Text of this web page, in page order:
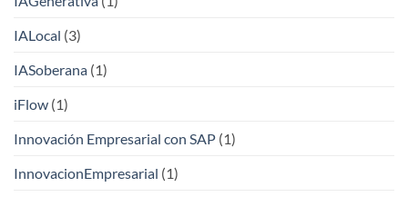
IALocal (3)
IASoberana (1)
iFlow (1)
Innovación Empresarial con SAP (1)
InnovacionEmpresarial (1)